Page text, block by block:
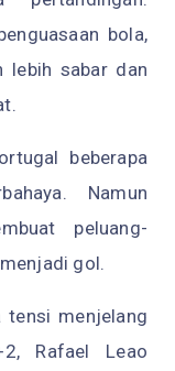
bola,
lebih sabar dan
beberapa
Namun
peluang-
gol.
tensi menjelang
Rafael Leao